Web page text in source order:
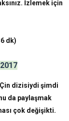
İzlemek için
dk)
dizisiydi şimdi
da paylaşmak
çok değişikti.